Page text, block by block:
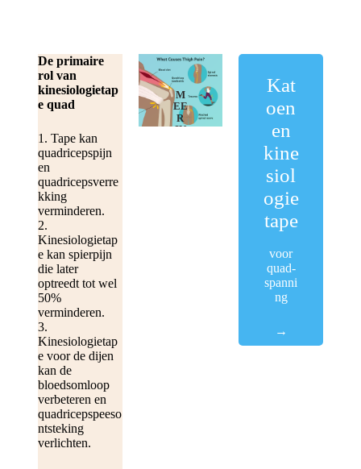
De primaire
rol van
kinesiologietap
e quad
1. Tape kan
quadricepspijn
en
quadricepsverre
kking
verminderen.
2.
Kinesiologietap
e kan spierpijn
die later
optreedt tot wel
50%
verminderen.
3.
Kinesiologietap
e voor de dijen
kan de
bloedsomloop
verbeteren en
quadricepspeeso
ntsteking
verlichten.
M
EE
R
Kat
oen
en
kine
siol
ogie
tape
voor
quad-
spanni
ng
→
nni
ng
Kin
esio
logi
e
Tap
e
katoen
en 5%
spande
x +
e
acryllij